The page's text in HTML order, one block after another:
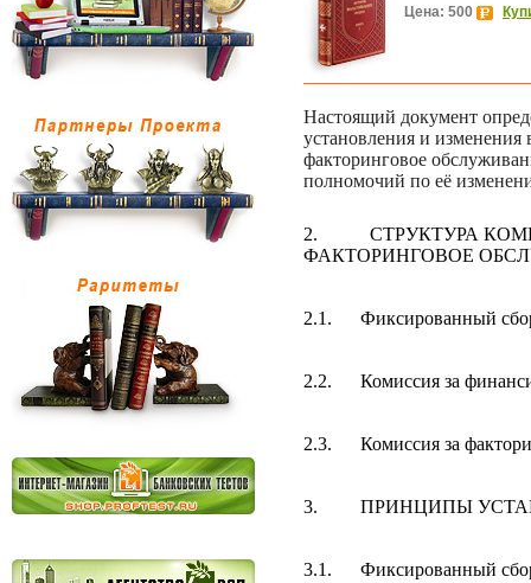
Цена: 500
Настоящий документ
установления и
факторинговое
полномочий по её
2.
СТРУКТУРА
ФАКТОРИНГОВОЕ
2.1. Фиксированный
2.2. Комиссия за
2.3. Комиссия за
3. ПРИНЦИПЫ
3.1. Фиксированный